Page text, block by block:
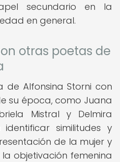
secundario en la
en general.
otras poetas de
Alfonsina Storni con
su época, como Juana
Mistral y Delmira
identificar similitudes y
de la mujer y
objetivación femenina